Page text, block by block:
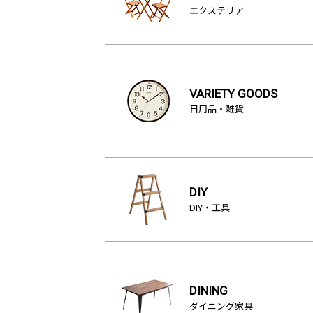
エクステリア
VARIETY GOODS
日用品・雑貨
DIY
DIY・工具
DINING
ダイニング家具